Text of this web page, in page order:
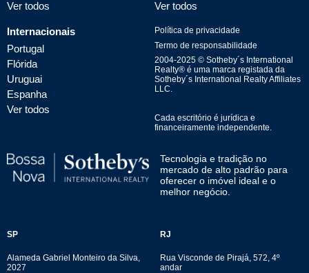
Ver todos
Ver todos
Internacionais
Portugal
Flórida
Uruguai
Espanha
Ver todos
Política de privacidade
Termo de responsabilidade
2004-2025 © Sotheby´s International
Realty® é uma marca registada da
Sotheby´s International Realty Affiliates
LLC.
Cada escritório é jurídica e
financeiramente independente.
Tecnologia e tradição no
mercado de alto padrão para
oferecer o imóvel ideal e o
melhor negócio.
SP
Alameda Gabriel Monteiro da Silva,
2027
RJ
Rua Visconde de Pirajá, 572, 4º
andar